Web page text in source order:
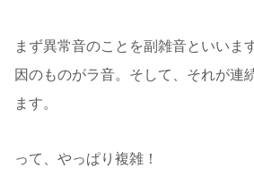
まず異常音のことを副雑音といいま
因のものがラ音。そして、それが連
ます。
って、やっぱり複雑！